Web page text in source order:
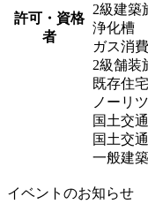
許可・資格
者
2級建
浄化槽
ガス消
2級舗
既存住
ノーリ
国土交
国土交
一般建
イベントのお知らせ